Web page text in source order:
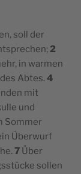
soll der
2
in warmen
Abtes. 4
mit
und
Sommer
Überwurf
7 Über
sollen